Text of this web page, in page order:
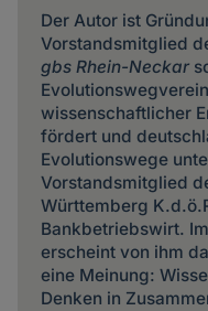
Der Autor ist
Vorstandsmitglied
gbs Rhein-Neckar
wissenschaftlicher
fördert und
Evolutionswege
Vorstandsmitglied
Württemberg
Bankbetriebswirt.
erscheint von ihm
eine Meinung:
Denken in